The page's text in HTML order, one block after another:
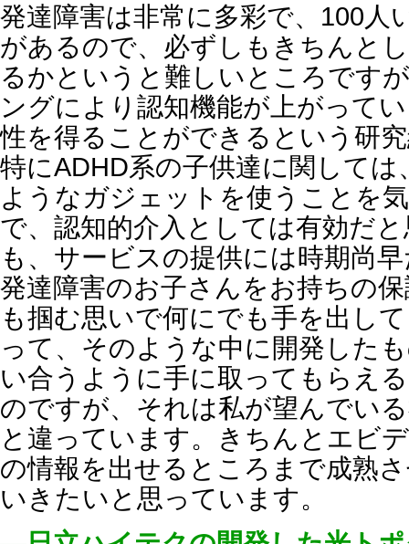
発達障害は非常に多彩で、100人
があるので、必ずしもきちんと
るかというと難しいところです
ングにより認知機能が上がって
性を得ることができるという研
特にADHD系の子供達に関して
ようなガジェットを使うことを
で、認知的介入としては有効だ
も、サービスの提供には時期尚
発達障害のお子さんをお持ちの
も掴む思いで何にでも手を出し
って、そのような中に開発した
い合うように手に取ってもらえ
のですが、それは私が望んでい
と違っています。きちんとエビ
の情報を出せるところまで成熟
いきたいと思っています。